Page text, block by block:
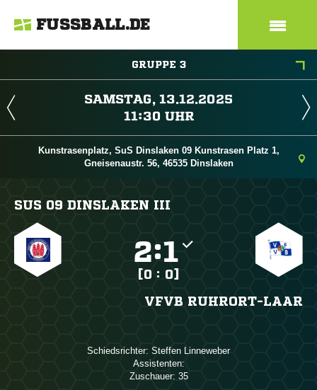
FUSSBALL.DE
GRUPPE 3
 
 
Kunstrasenplatz, SuS Dinslaken 09 Kunstrasen Platz 1,
Gneisenaustr. 56, 46535 Dinslaken
SUS 09 DINSLAKEN III
:
[0 : 0]
VFVB RUHRORT-LAAR
Schiedsrichter:  
Assistenten:
Zuschauer: 35